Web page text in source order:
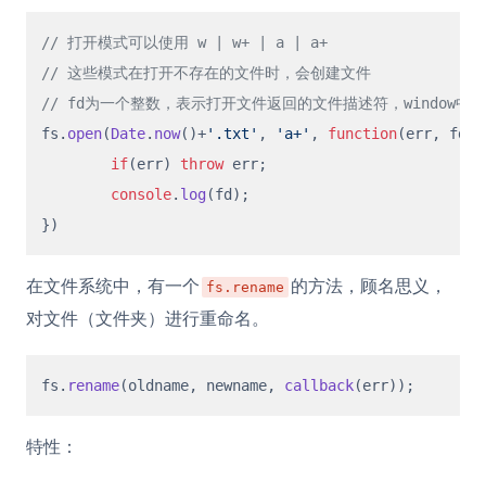
// 打开模式可以使用 w | w+ | a | a+
// 这些模式在打开不存在的文件时，会创建文件
// fd为一个整数，表示打开文件返回的文件描述符，window中
fs. open(Date. now()+'.txt' , 'a+' , function(err, fd
if(err) throw err;
console. log (fd);
在文件系统中，有一个 fs.rename 的方法，顾名思义，
对文件（文件夹）进行重命名。
fs. rename(oldname, newname, callback
特性：